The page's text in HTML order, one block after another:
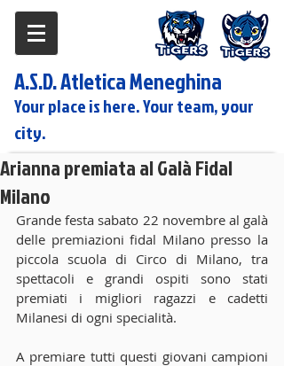
A.S.D. Atletica Meneghina
Your place is here. Your team, your
city.
Arianna premiata al Galà Fidal
Milano
Grande festa sabato 22 novembre al galà
delle premiazioni fidal Milano presso la
piccola scuola di Circo di Milano, tra
spettacoli e grandi ospiti sono stati
premiati i migliori ragazzi e cadetti
Milanesi di ogni specialità.
A premiare tutti questi giovani campioni